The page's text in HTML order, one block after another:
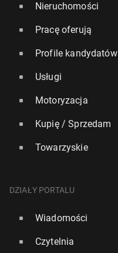
Nieruchomości
Pracę oferują
Profile kandydatów
Usługi
Motoryzacja
Kupię / Sprzedam
Towarzyskie
DZIAŁY PORTALU
Wiadomości
Czytelnia